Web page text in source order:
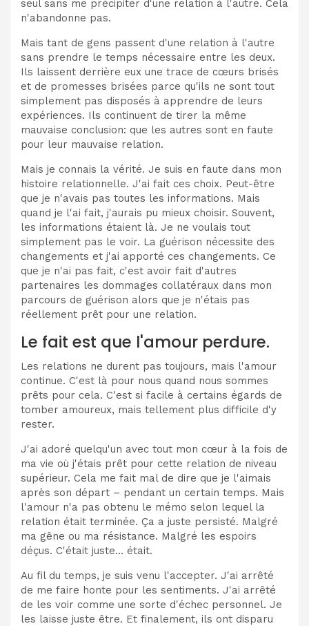
seul sans me précipiter d'une relation à l'autre. Cela
n'abandonne pas.
Mais tant de gens passent d'une relation à l'autre
sans prendre le temps nécessaire entre les deux.
Ils laissent derrière eux une trace de cœurs brisés
et de promesses brisées parce qu'ils ne sont tout
simplement pas disposés à apprendre de leurs
expériences. Ils continuent de tirer la même
mauvaise conclusion: que les autres sont en faute
pour leur mauvaise relation.
Mais je connais la vérité. Je suis en faute dans mon
histoire relationnelle. J'ai fait ces choix. Peut-être
que je n'avais pas toutes les informations. Mais
quand je l'ai fait, j'aurais pu mieux choisir. Souvent,
les informations étaient là. Je ne voulais tout
simplement pas le voir. La guérison nécessite des
changements et j'ai apporté ces changements. Ce
que je n'ai pas fait, c'est avoir fait d'autres
partenaires les dommages collatéraux dans mon
parcours de guérison alors que je n'étais pas
réellement prêt pour une relation.
Le fait est que l'amour perdure.
Les relations ne durent pas toujours, mais l'amour
continue. C'est là pour nous quand nous sommes
prêts pour cela. C'est si facile à certains égards de
tomber amoureux, mais tellement plus difficile d'y
rester.
J'ai adoré quelqu'un avec tout mon cœur à la fois de
ma vie où j'étais prêt pour cette relation de niveau
supérieur. Cela me fait mal de dire que je l'aimais
après son départ – pendant un certain temps. Mais
l'amour n'a pas obtenu le mémo selon lequel la
relation était terminée. Ça a juste persisté. Malgré
ma gêne ou ma résistance. Malgré les espoirs
déçus. C'était juste… était.
Au fil du temps, je suis venu l'accepter. J'ai arrêté
de me faire honte pour les sentiments. J'ai arrêté
de les voir comme une sorte d'échec personnel. Je
les laisse juste être. Et finalement, ils ont disparu